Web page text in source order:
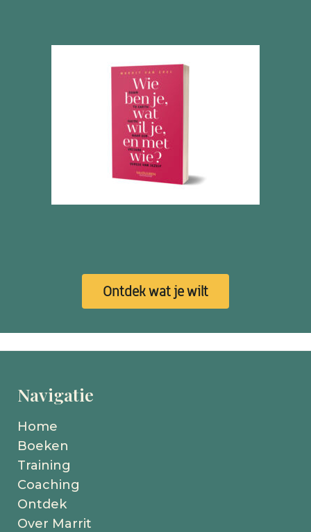
Ontdek wat je wilt
Navigatie
Home
Boeken
Training
Coaching
Ontdek
Over Marrit